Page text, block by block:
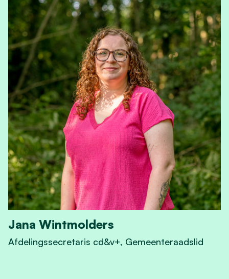
Jana Wintmolders
Afdelingssecretaris cd&v+, Gemeenteraadslid